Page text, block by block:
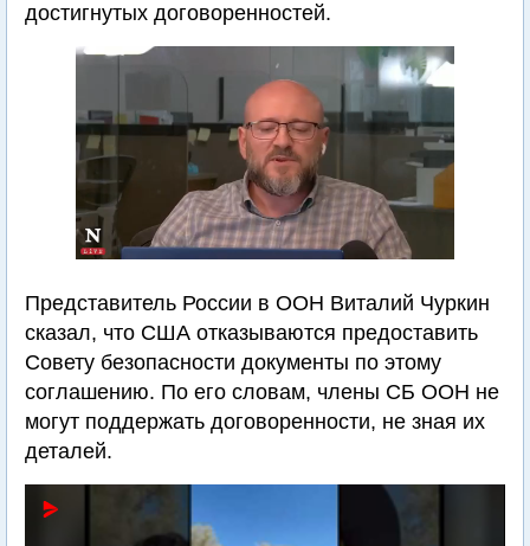
достигнутых договоренностей.
Представитель России в ООН Виталий Чуркин
сказал, что США отказываются предоставить
Совету безопасности документы по этому
соглашению. По его словам, члены СБ ООН не
могут поддержать договоренности, не зная их
деталей.